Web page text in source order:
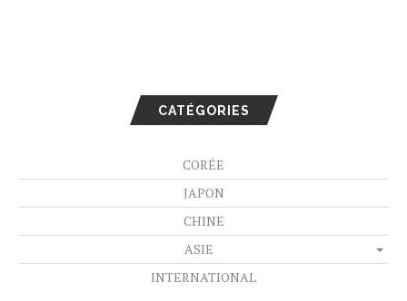
CATÉGORIES
CORÉE
JAPON
CHINE
ASIE
INTERNATIONAL